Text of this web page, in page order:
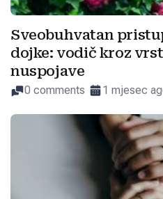
Sveobuhvatan
dojke: vodič kroz
nuspojave
0 comments 1 mjesec